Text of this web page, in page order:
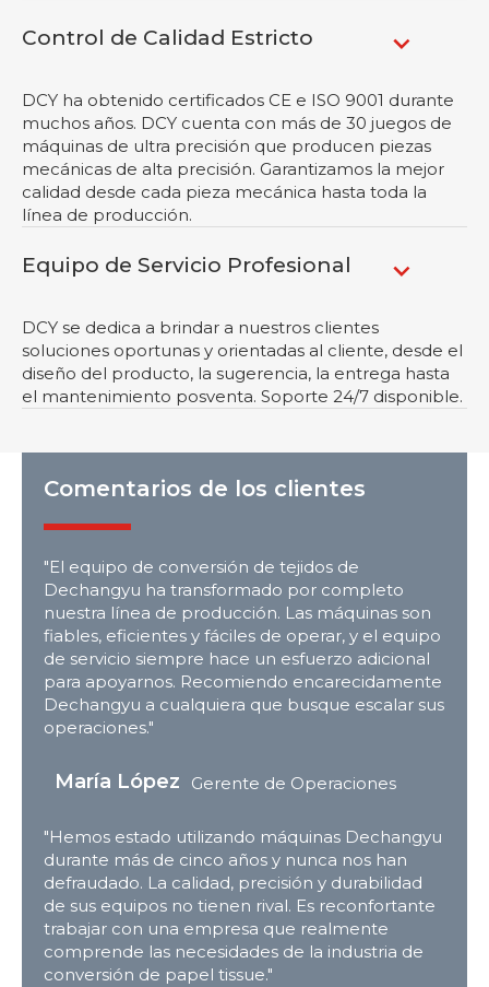
Control de Calidad Estricto
DCY ha obtenido certificados CE e ISO 9001 durante
muchos años. DCY cuenta con más de 30 juegos de
máquinas de ultra precisión que producen piezas
mecánicas de alta precisión. Garantizamos la mejor
calidad desde cada pieza mecánica hasta toda la
línea de producción.
Equipo de Servicio Profesional
DCY se dedica a brindar a nuestros clientes
soluciones oportunas y orientadas al cliente, desde el
diseño del producto, la sugerencia, la entrega hasta
el mantenimiento posventa. Soporte 24/7 disponible.
Comentarios de los clientes
"El equipo de conversión de tejidos de
Dechangyu ha transformado por completo
nuestra línea de producción. Las máquinas son
fiables, eficientes y fáciles de operar, y el equipo
de servicio siempre hace un esfuerzo adicional
para apoyarnos. Recomiendo encarecidamente
Dechangyu a cualquiera que busque escalar sus
operaciones."
María López Gerente de Operaciones
"Hemos estado utilizando máquinas Dechangyu
durante más de cinco años y nunca nos han
defraudado. La calidad, precisión y durabilidad
de sus equipos no tienen rival. Es reconfortante
trabajar con una empresa que realmente
comprende las necesidades de la industria de
conversión de papel tissue."